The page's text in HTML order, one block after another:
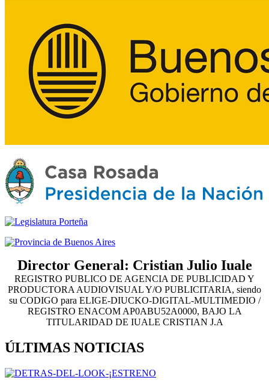
Director General: Cristian Julio Iuale
REGISTRO PUBLICO DE AGENCIA DE PUBLICIDAD Y
PRODUCTORA AUDIOVISUAL Y/O PUBLICITARIA, siendo
su CODIGO para ELIGE-DIUCKO-DIGITAL-MULTIMEDIO /
REGISTRO ENACOM AP0ABU52A0000, BAJO LA
TITULARIDAD DE IUALE CRISTIAN J.A
ÚLTIMAS NOTICIAS